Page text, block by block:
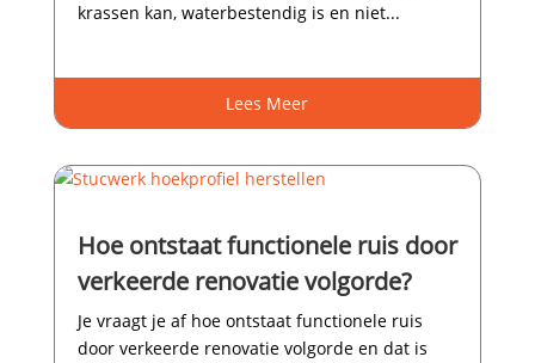
krassen kan, waterbestendig is en niet...
Lees Meer
Hoe ontstaat functionele ruis door
verkeerde renovatie volgorde?
Je vraagt je af hoe ontstaat functionele ruis
door verkeerde renovatie volgorde en dat is